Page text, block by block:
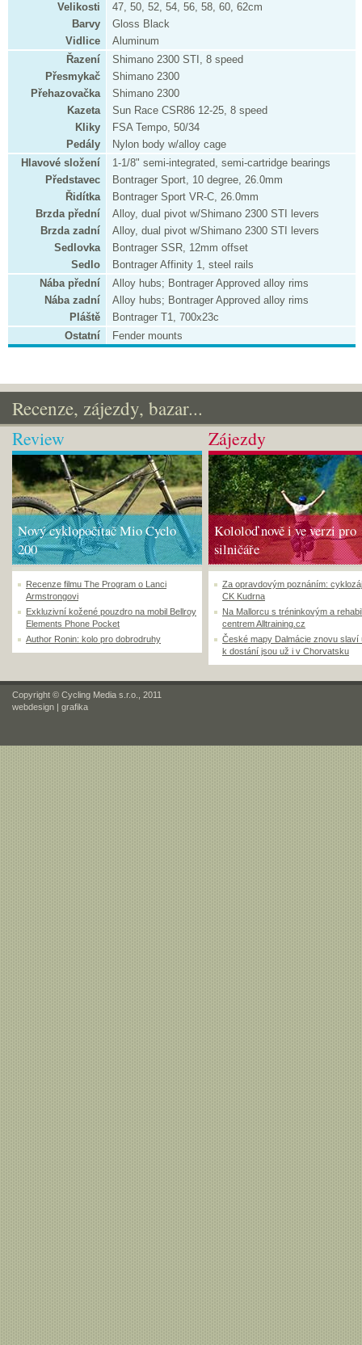
Velikosti
47, 50, 52, 54, 56, 58, 60, 62cm
Barvy
Gloss Black
Vidlice
Aluminum
Řazení
Shimano 2300 STI, 8 speed
Přesmykač
Shimano 2300
Přehazovačka
Shimano 2300
Kazeta
Sun Race CSR86 12-25, 8 speed
Kliky
FSA Tempo, 50/34
Pedály
Nylon body w/alloy cage
Hlavové složení
1-1/8" semi-integrated, semi-cartridge bearings
Představec
Bontrager Sport, 10 degree, 26.0mm
Řidítka
Bontrager Sport VR-C, 26.0mm
Brzda přední
Alloy, dual pivot w/Shimano 2300 STI levers
Brzda zadní
Alloy, dual pivot w/Shimano 2300 STI levers
Sedlovka
Bontrager SSR, 12mm offset
Sedlo
Bontrager Affinity 1, steel rails
Nába přední
Alloy hubs; Bontrager Approved alloy rims
Nába zadní
Alloy hubs; Bontrager Approved alloy rims
Pláště
Bontrager T1, 700x23c
Ostatní
Fender mounts
Recenze, zájezdy, bazar...
Review
Nový cyklopočítač Mio Cyclo
200
Recenze filmu The Program o Lanci
Armstrongovi
Exkluzivní kožené pouzdro na mobil Bellroy
Elements Phone Pocket
Author Ronin: kolo pro dobrodruhy
Zájezdy
Kololoď nově i ve verzi pro
silničáře
Za opravdovým poznáním:
CK Kudrna
Na Mallorcu s tréninkovým a
centrem Alltraining.cz
České mapy Dalmácie znovu slaví
k dostání jsou už i v Chorvatsku
Copyright © Cycling Media s.r.o., 2011
webdesign | grafika